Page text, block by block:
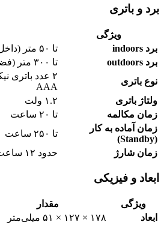
برد و باتری
ویژگی
برد indoors
تا ۵۰ متر (داخل ساختمان)
برد outdoors
تا ۳۰۰ متر (فضای باز)
نوع باتری
AAA
ولتاژ باتری
۱.۲ ولت
زمان مکالمه
تا ۲۰ ساعت
زمان آماده به کار
(Standby)
تا ۲۵۰ ساعت
زمان شارژ
حدود ۱۲ ساعت
ابعاد و فیزیکی
ویژگی
مقدار
ابعاد
۱۷۸ × ۱۲۷ × ۵۱ میلی‌متر